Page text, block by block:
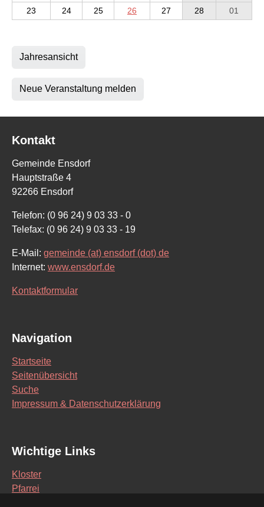
23
24 25 26 27 28 01
Jahresansicht
Neue Veranstaltung melden
Kontakt
Gemeinde Ensdorf
Hauptstraße 4
92266 Ensdorf
Telefon: (0 96 24) 9 03 33 - 0
Telefax: (0 96 24) 9 03 33 - 19
E-Mail: gemeinde (at) ensdorf (dot) de
Internet: www.ensdorf.de
Kontaktformular
Navigation
Startseite
Seitenübersicht
Suche
Impressum & Datenschutzerklärung
Wichtige Links
Kloster
Pfarrei